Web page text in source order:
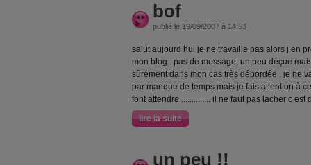
bof
publié le 19/09/2007 à 14:53
salut aujourd hui je ne travaille pas alors j en
mon blog . pas de message; un peu déçue
sûrement dans mon cas très débordée . je ne
par manque de temps mais je fais attention à
font attendre .............. il ne faut pas lacher c est
lire la suite
un peu !!